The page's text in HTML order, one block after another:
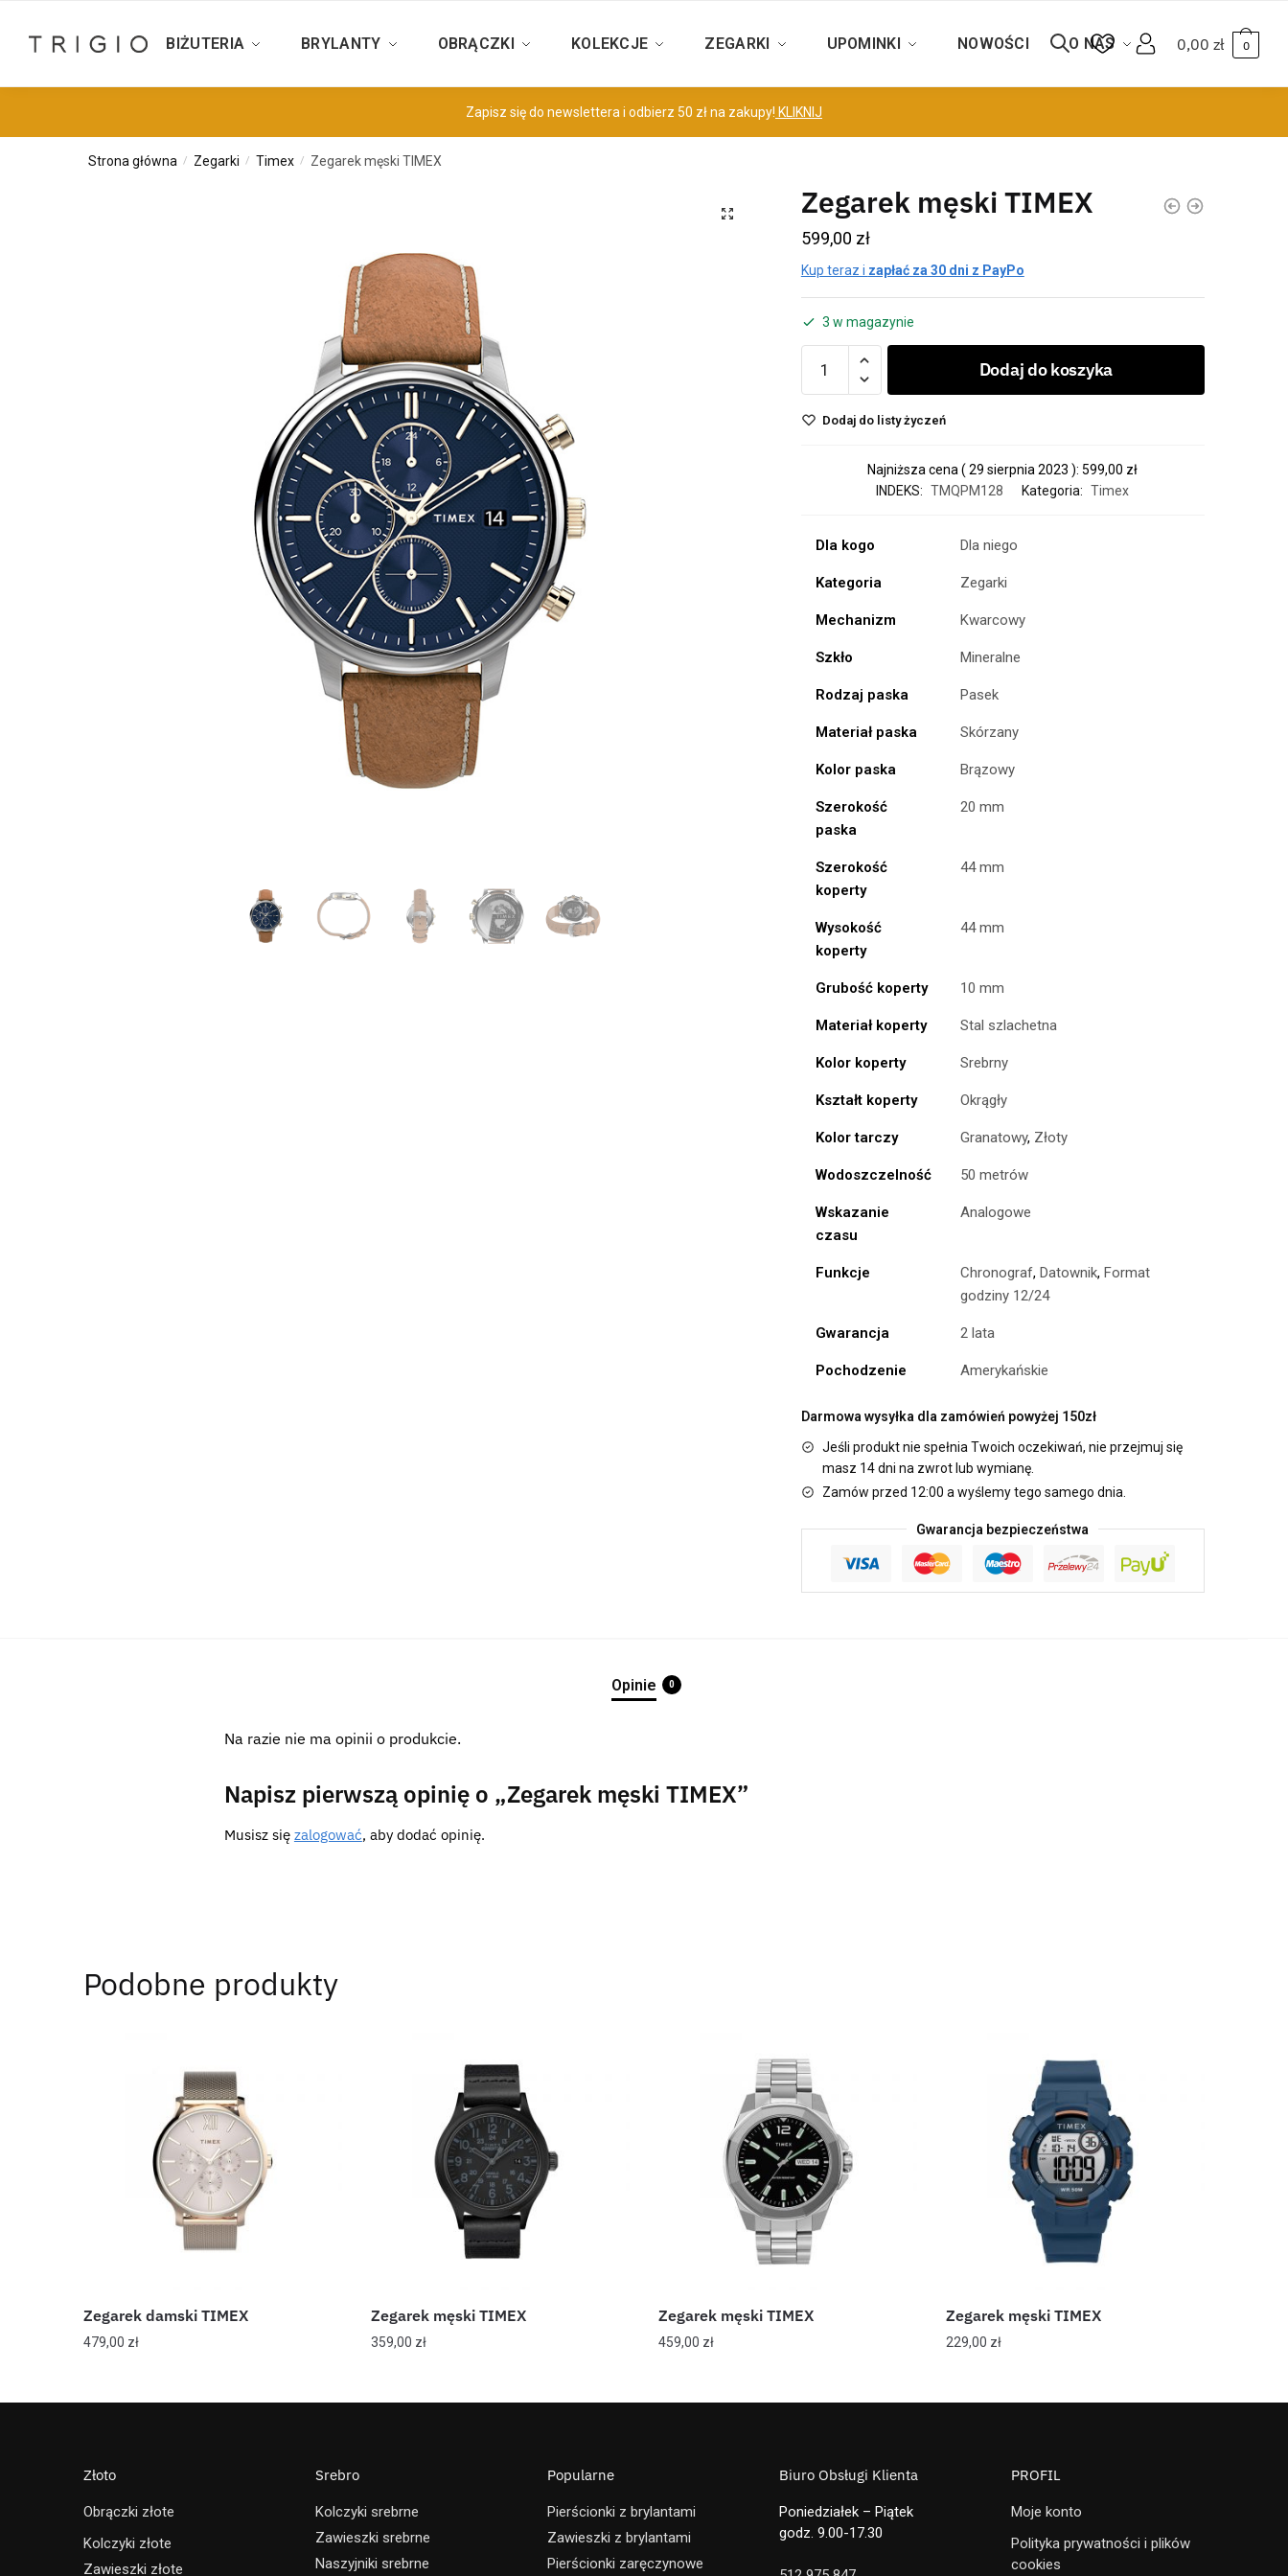
BIŻUTERIA BRYLANTY OBRĄCZKI KOLEKCJE ZEGARKI UPOMINKI NOWOŚCI O NAS 0,00 zł 0
Zapisz się do newslettera i odbierz 50 zł na zakupy! KLIKNIJ
Strona główna / Zegarki / Timex / Zegarek męski TIMEX
Zegarek męski TIMEX
599,00 zł
Kup teraz i zapłać za 30 dni z PayPo
3 w magazynie
Dodaj do koszyka
Dodaj do listy życzeń
Najniższa cena ( 29 sierpnia 2023 ):599,00 zł
INDEKS: TMQPM128 Kategoria: Timex
Dla kogo Dla niego
Kategoria Zegarki
Mechanizm Kwarcowy
Szkło Mineralne
Rodzaj paska Pasek
Materiał paska Skórzany
Kolor paska Brązowy
Szerokość
paska
20 mm
Szerokość
koperty
44 mm
Wysokość
koperty
44 mm
Grubość koperty 10 mm
Materiał koperty Stal szlachetna
Kolor koperty Srebrny
Kształt koperty Okrągły
Kolor tarczy Granatowy, Złoty
Wodoszczelność 50 metrów
Wskazanie
czasu
Analogowe
Funkcje Chronograf, Datownik, Format
godziny 12/24
Gwarancja 2 lata
Pochodzenie Amerykańskie
Darmowa wysyłka dla zamówień powyżej 150zł
Jeśli produkt nie spełnia Twoich oczekiwań, nie przejmuj się
masz 14 dni na zwrot lub wymianę.
Zamów przed 12:00 a wyślemy tego samego dnia.
Gwarancja bezpieczeństwa
Opinie 0
Na razie nie ma opinii o produkcie.
Napisz pierwszą opinię o „Zegarek męski TIMEX”
Musisz się zalogować, aby dodać opinię.
Podobne produkty
Zegarek damski TIMEX
479,00 zł
Zegarek męski TIMEX
359,00 zł
Zegarek męski TIMEX
459,00 zł
Zegarek męski TIMEX
229,00 zł
Złoto
Obrączki złote
Kolczyki złote
Zawieszki złote
Srebro
Kolczyki srebrne
Zawieszki srebrne
Naszyjniki srebrne
Popularne
Pierścionki z brylantami
Zawieszki z brylantami
Pierścionki zaręczynowe
Biuro Obsługi Klienta
Poniedziałek – Piątek
godz. 9.00-17.30
PROFIL
Moje konto
Polityka prywatności i plików
cookies